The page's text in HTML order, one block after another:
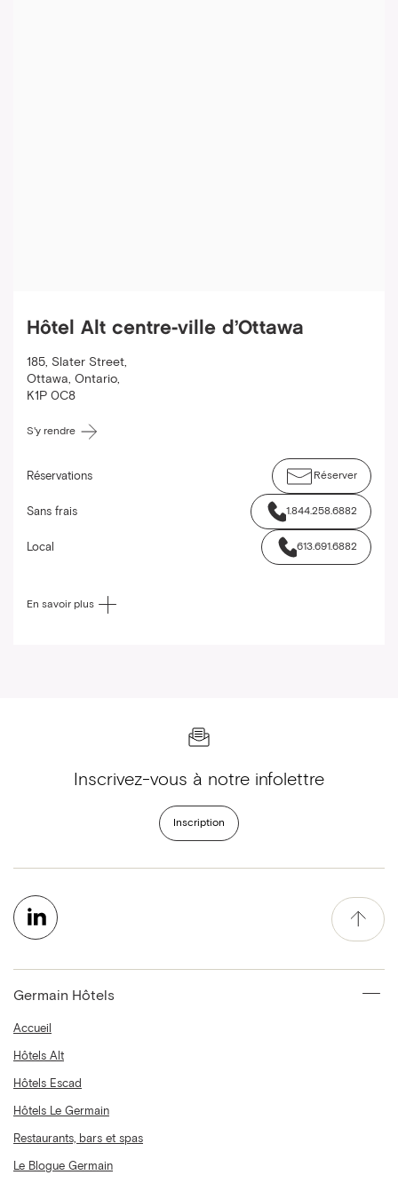
Hôtel Alt centre-ville d’Ottawa
185, Slater Street,
Ottawa, Ontario,
K1P 0C8
S'y rendre
Réservations Réserver
Sans frais 1.844.258.6882
Local 613.691.6882
En savoir plus
Inscrivez-vous à notre infolettre
Inscription
Germain Hôtels
Accueil
Hôtels Alt
Hôtels Escad
Hôtels Le Germain
Restaurants, bars et spas
Le Blogue Germain